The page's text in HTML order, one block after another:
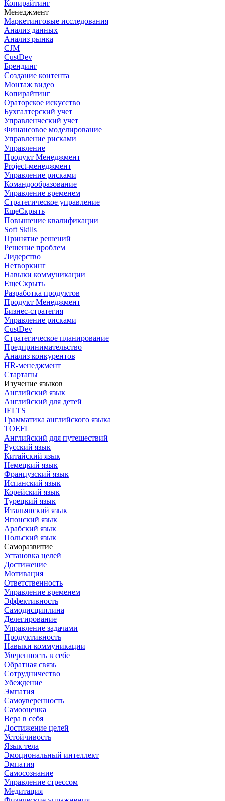
Копирайтинг
Менеджмент
Маркетинговые исследования
Анализ данных
Анализ рынка
CJM
CustDev
Брендинг
Создание контента
Монтаж видео
Копирайтинг
Ораторское искусство
Бухгалтерский учет
Управленческий учет
Финансовое моделирование
Управление рисками
Управление
Продукт Менеджмент
Project-менеджмент
Управление рисками
Командообразование
Управление временем
Стратегическое управление
ЕщеСкрыть
Повышение квалификации
Soft Skills
Принятие решений
Решение проблем
Лидерство
Нетворкинг
Навыки коммуникации
ЕщеСкрыть
Разработка продуктов
Продукт Менеджмент
Бизнес-стратегия
Управление рисками
CustDev
Стратегическое планирование
Предпринимательство
Анализ конкурентов
HR-менеджмент
Стартапы
Изучение языков
Английский язык
Английский для детей
IELTS
Грамматика английского языка
TOEFL
Английский для путешествий
Русский язык
Китайский язык
Немецкий язык
Французский язык
Испанский язык
Корейский язык
Турецкий язык
Итальянский язык
Японский язык
Арабский язык
Польский язык
Саморазвитие
Установка целей
Достижение
Мотивация
Ответственность
Управление временем
Эффективность
Самодисциплина
Делегирование
Управление задачами
Продуктивность
Навыки коммуникации
Уверенность в себе
Обратная связь
Сотрудничество
Убеждение
Эмпатия
Самоуверенность
Самооценка
Вера в себя
Достижение целей
Устойчивость
Язык тела
Эмоциональный интеллект
Эмпатия
Самосознание
Управление стрессом
Медитация